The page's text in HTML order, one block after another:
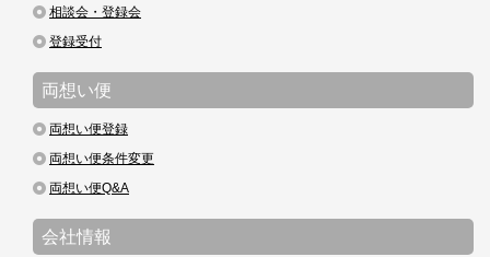
相談会・登録会
登録受付
両想い便
両想い便登録
両想い便条件変更
両想い便Q&A
会社情報